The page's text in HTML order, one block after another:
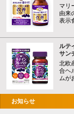
マリ
由来
表示
ルテ
サン
北欧
合ヘ
ムが
お知らせ